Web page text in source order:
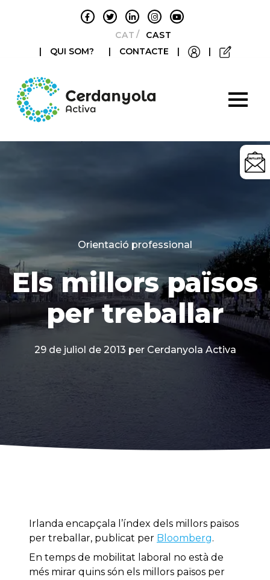
CATALÀCASTELLANO
|
QUI SOM? | CONTACTE | |
Categories
Orientació professional
Els millors països
per treballar
29 de juliol de 2013 per Cerdanyola Activa
Irlanda encapçala l’índex dels millors països
per treballar, publicat per Bloomberg.
En temps de mobilitat laboral no està de
més mirar quins són els millors països per